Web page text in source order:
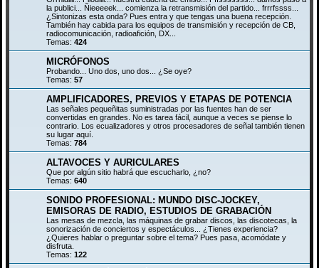
la publici... Ñieeeeek... comienza la retransmisión del partido... frrrfssss...
¿Sintonizas esta onda? Pues entra y que tengas una buena recepción.
También hay cabida para los equipos de transmisión y recepción de CB,
radiocomunicación, radioafición, DX...
Temas: 424
MICRÓFONOS
Probando... Uno dos, uno dos... ¿Se oye?
Temas: 57
AMPLIFICADORES, PREVIOS Y ETAPAS DE POTENCIA
Las señales pequeñitas suministradas por las fuentes han de ser
convertidas en grandes. No es tarea fácil, aunque a veces se piense lo
contrario. Los ecualizadores y otros procesadores de señal también tienen
su lugar aquí.
Temas: 784
ALTAVOCES Y AURICULARES
Que por algún sitio habrá que escucharlo, ¿no?
Temas: 640
SONIDO PROFESIONAL: MUNDO DISC-JOCKEY,
EMISORAS DE RADIO, ESTUDIOS DE GRABACIÓN
Las mesas de mezcla, las máquinas de grabar discos, las discotecas, la
sonorización de conciertos y espectáculos... ¿Tienes experiencia?
¿Quieres hablar o preguntar sobre el tema? Pues pasa, acomódate y
disfruta.
Temas: 122